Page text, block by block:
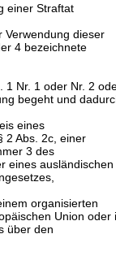
einer Straftat
Verwendung dieser
4 bezeichnete
1 Nr. 1 oder Nr. 2
begeht und
eines
2 Abs. 2c, einer
3 des
eines ausländischen
organisierten
Union oder
über den